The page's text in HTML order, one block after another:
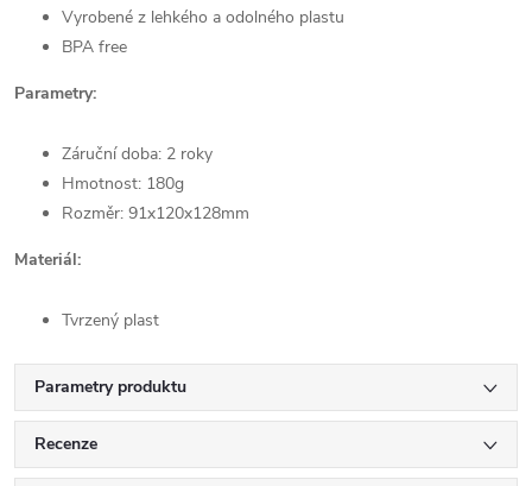
Vyrobené z lehkého a odolného plastu
BPA free
Parametry:
Záruční doba: 2 roky
Hmotnost: 180g
Rozměr: 91x120x128mm
Materiál:
Tvrzený plast
Parametry produktu
Recenze